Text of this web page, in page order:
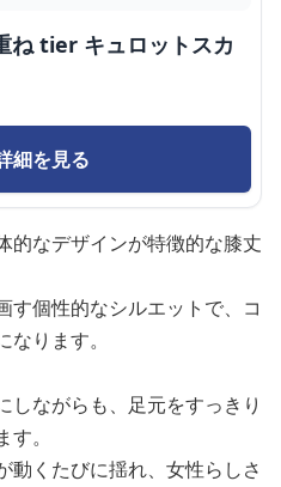
tier キュロットスカ
細を見る
的なデザインが特徴的な膝丈
す個性的なシルエットで、コ
ります。
しながらも、足元をすっきり
。
動くたびに揺れ、女性らしさ